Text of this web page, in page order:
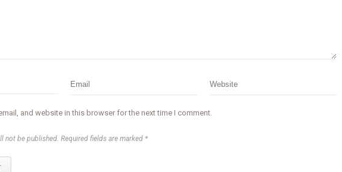
and website in this browser for the next time I comment.
not be published. Required fields are marked *